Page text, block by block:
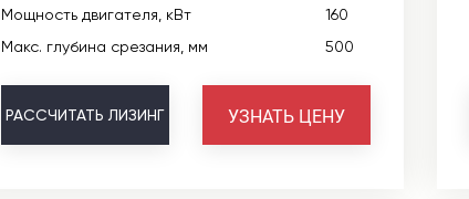
Мощность двигателя, кВт
160
Макс. глубина срезания, мм
500
РАССЧИТАТЬ ЛИЗИНГ УЗНАТЬ ЦЕНУ